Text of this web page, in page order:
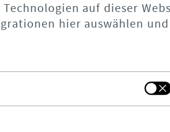
auf dieser
hier auswählen und